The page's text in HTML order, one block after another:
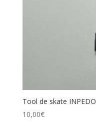
Tool de skate INPEDO
10,00€